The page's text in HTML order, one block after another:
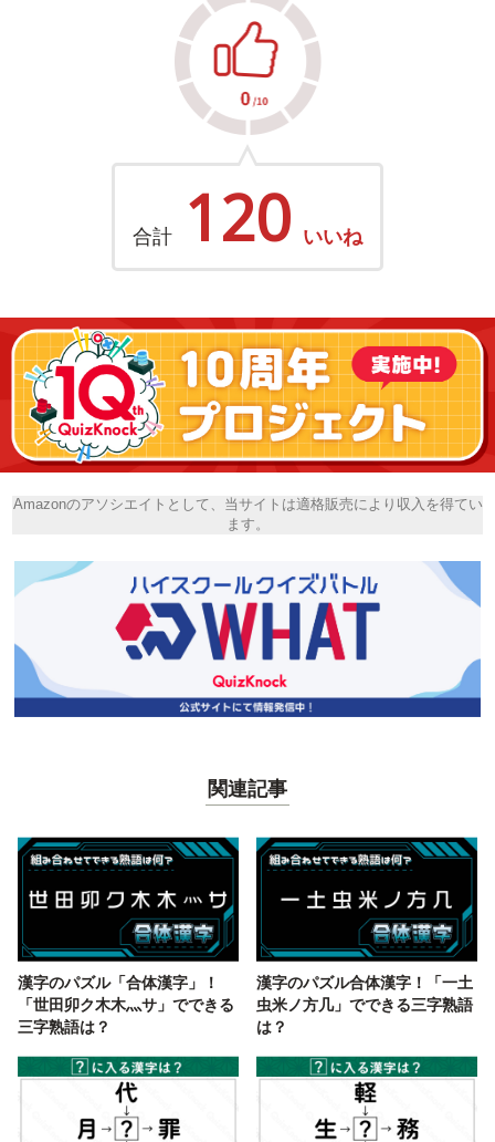
合計 120 いいね
Amazonのアソシエイトとして、当サイトは適格販売により収入を得てい
ます。
関連記事
漢字のパズル「合体漢字」！
「世田卯ク木木灬サ」でできる
三字熟語は？
漢字のパズル合体漢字！「一土
虫米ノ方几」でできる三字熟語
は？